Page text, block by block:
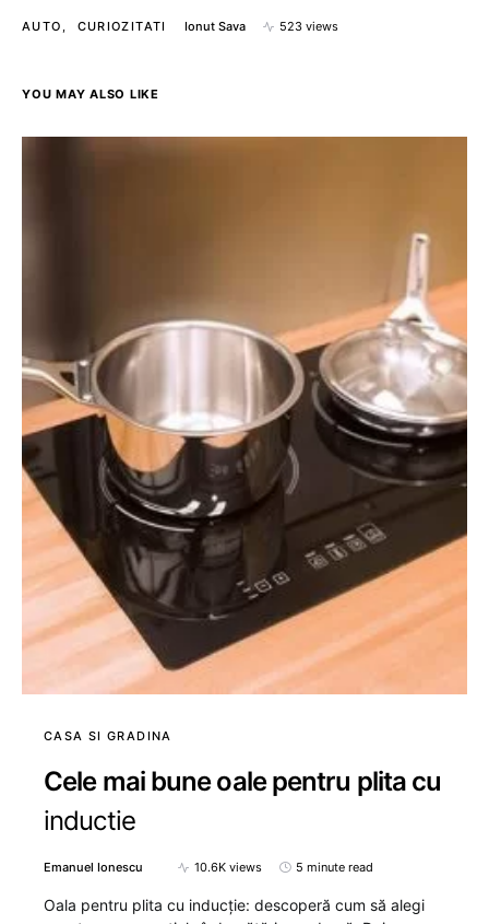
AUTO CURIOZITATI Ionut Sava 523 views
YOU MAY ALSO LIKE
CASA SI GRADINA
Cele mai bune oale pentru plita cu
inductie
Emanuel Ionescu 10.6K views 5 minute read
Oala pentru plita cu inducție: descoperă cum să alegi